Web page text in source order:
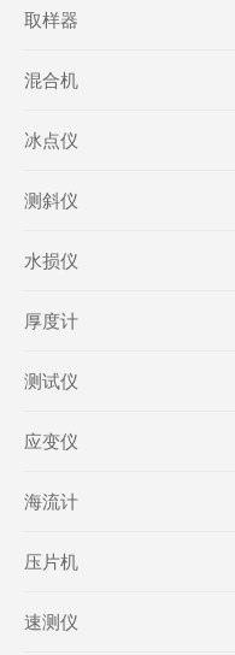
取样器
混合机
冰点仪
测斜仪
水损仪
厚度计
测试仪
应变仪
海流计
压片机
速测仪